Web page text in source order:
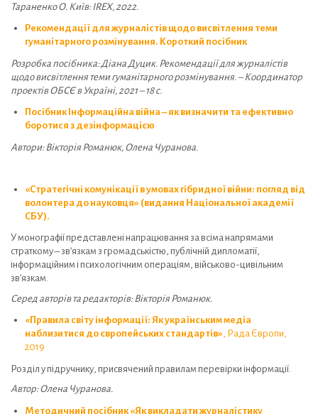
Тараненко О. Київ: IREX, 2022.
Рекомендації для журналістів щодо висвітлення теми
гуманітарного розмінування. Короткий посібник
Розробка посібника: Діана Дуцик. Рекомендації для журналістів
щодо висвітлення теми гуманітарного розмінування. – Координатор
проектів ОБСЄ в Україні, 2021 – 18 с.
Посібник Інформаційна війна – як визначити та ефективно
боротися з дезінформацією
Автори: Вікторія Романюк, Олена Чуранова.
«Стратегічні комунікації в умовах гібридної війни: погляд від
волонтера до науковця» (видання Національної академії
СБУ).
У монографії представлені напрацювання за всіма напрямами
страткому – зв’язкам з громадськістю, публічній дипломатії,
інформаційним і психологічним операціям, військово-цивільним
зв’язкам.
Серед авторів та редакторів: Вікторія Романюк.
«Правила світу інформації: Як українським медіа
наблизитися до європейських стандартів», Рада Європи,
2019
Розділ у підручнику, присвячений правилам перевірки інформації.
Автор: Олена Чуранова.
Методичний посібник «Як викладати журналістику